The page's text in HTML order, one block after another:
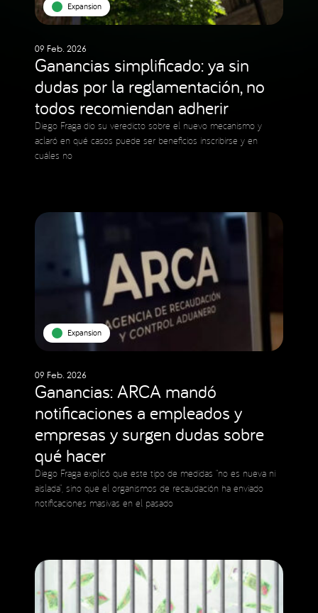
Expansion
09 Feb. 2026
Ganancias simplificado: ya sin
dudas por la reglamentación, no
todos recomiendan adherir
Diego Fraga dio su veredicto sobre el nuevo mecanismo y
aclaró en qué casos puede ser beneficios inscribirse y en
cuáles no
Expansion
09 Feb. 2026
Ganancias: ARCA mandó
notificaciones a empleados y
empresas y surgen dudas sobre
qué hacer
Diego Fraga explicó que este tipo de medidas “no es nueva ni
aislada”, sino que el organismos de recaudación ha enviado
notificaciones masivas en el pasado